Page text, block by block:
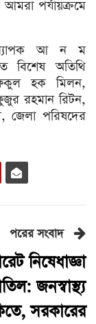
পর্যায়ক্রমে
অধ্যাপক আ ন ম
বিশেষ অতিথি
হক মিলন,
রহমান রিটন,
পরিষদের
পরের সংবাদ
নিষেধাজ্ঞা
জনস্বাস্থ্য
সরকারের